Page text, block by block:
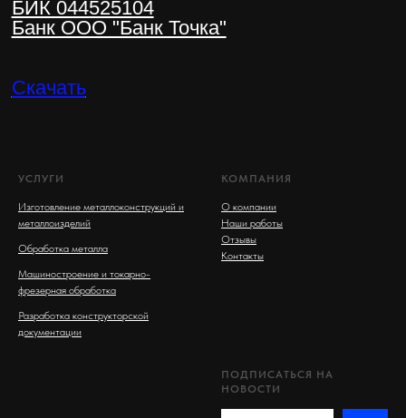
УСЛУГИ
Изготовление металлоконструкций и
металлоизделий
Обработка металла
Машиностроение и токарно-
фрезерная обработка
Разработка конструкторской
документации
КОМПАНИЯ
О компании
Наши работы
Отзывы
Контакты
ПОДПИСАТЬСЯ НА
НОВОСТИ